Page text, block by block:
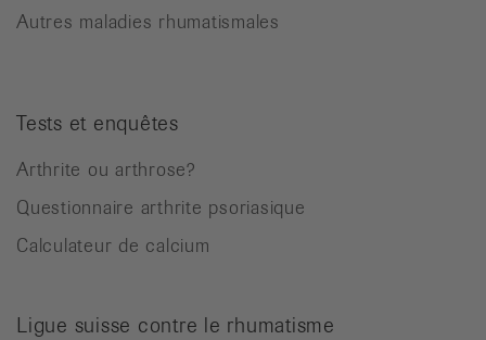
Autres maladies rhumatismales
Tests et enquêtes
Arthrite ou arthrose?
Questionnaire arthrite psoriasique
Calculateur de calcium
Ligue suisse contre le rhumatisme